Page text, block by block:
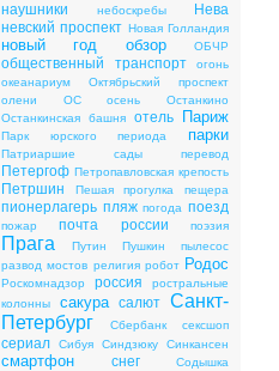
наушники небоскребы
Нева
невский проспект Новая Голландия
новый год обзор ОБЧР
общественный транспорт
огонь
океанариум
Октябрьский проспект
олени
ОС осень
Останкино
Останкинская башня
отель Париж
Парк юрского периода парки
Патриаршие сады перевод
Петергоф Петропавловская крепость
Петршин Пешая прогулка пещера
пионерлагерь пляж погода поезд
пожар почта россии поэзия
Прага Путин Пушкин
пылесос
развод мостов религия робот Родос
Роскомнадзор россия
ростральные
колонны
сакура салют
Санкт-
Петербург
Сбербанк сексшоп
сериал Сибуя Синдзюку Синкансен
смартфон снег
Содышка